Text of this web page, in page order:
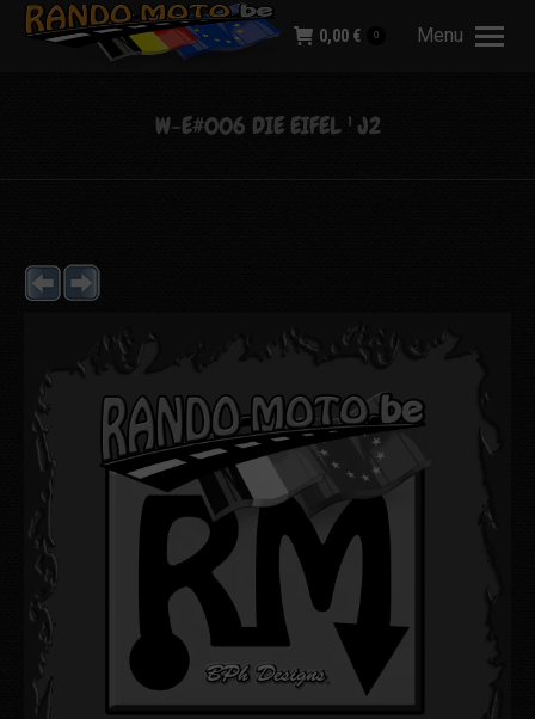
Menu
0,00 € 0
W-E#006 DIE EIFEL ¹ J2